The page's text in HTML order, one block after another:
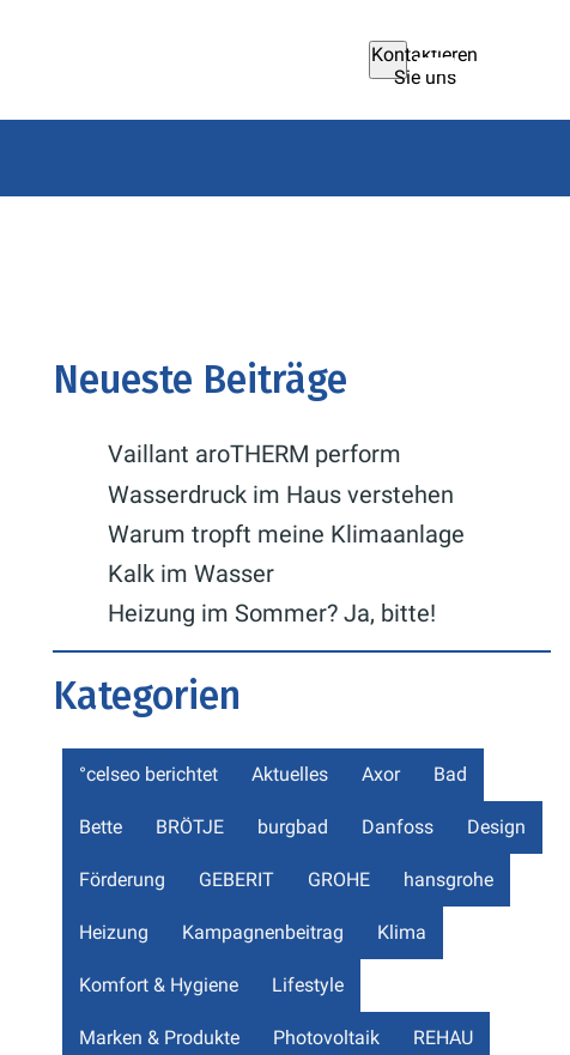
Kontaktieren
Sie uns
Neueste Beiträge
Vaillant aroTHERM perform
Wasserdruck im Haus verstehen
Warum tropft meine Klimaanlage
Kalk im Wasser
Heizung im Sommer? Ja, bitte!
Kategorien
°celseo berichtet Aktuelles Axor Bad
Bette BRÖTJE burgbad Danfoss Design
Förderung GEBERIT GROHE hansgrohe
Heizung Kampagnenbeitrag Klima
Komfort & Hygiene Lifestyle
Marken & Produkte Photovoltaik REHAU